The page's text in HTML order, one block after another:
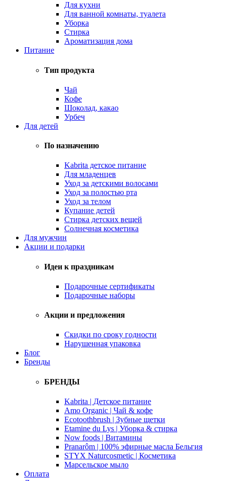
Для кухни
Для ванной комнаты, туалета
Уборка
Стирка
Ароматизация дома
Питание
Тип продукта
Чай
Кофе
Шоколад, какао
Урбеч
Для детей
По назначению
Kabrita детское питание
Для младенцев
Уход за детскими волосами
Уход за полостью рта
Уход за телом
Купание детей
Стирка детских вещей
Солнечная косметика
Для мужчин
Акции и подарки
Идеи к праздникам
Подарочные сертификаты
Подарочные наборы
Акции и предложения
Скидки по сроку годности
Нарушенная упаковка
Блог
Бренды
БРЕНДЫ
Kabrita | Детское питание
Amo Organic | Чай & кофе
Ecotoothbrush | Зубные щетки
Etamine du Lys | Уборка & стирка
Now foods | Витамины
Pranarôm | 100% эфирные масла Бельгия
STYX Naturcosmetic | Косметика
Марсельское мыло
Оплата